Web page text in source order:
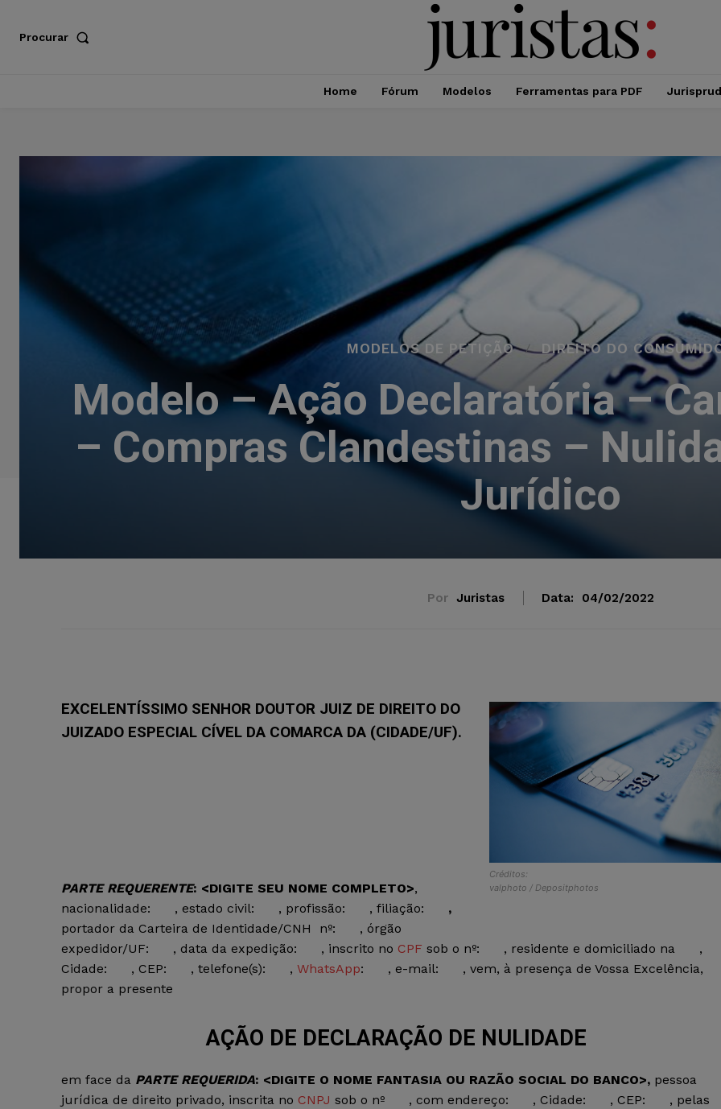
Procurar
Home Fórum Modelos Ferramentas para PDF
MODELOS DE PETIÇÃO DIREITO DO
Modelo – Ação Declaratória –
– Compras Clandestinas –
Jurídico
Por Juristas Data: 04/02/2022
Créditos:
valphoto / Depositphotos
EXCELENTÍSSIMO SENHOR DOUTOR JUIZ DE DIREITO DO
JUIZADO ESPECIAL CÍVEL DA COMARCA DA (CIDADE/UF).
PARTE REQUERENTE: <DIGITE SEU NOME COMPLETO>,
nacionalidade:
, estado civil: , profissão: , filiação:
,
portador da Carteira de Identidade/CNH nº:
, órgão
expedidor/UF:
, data da expedição: , inscrito no CPF sob o nº: , residente e domiciliado na
,
Cidade:
, CEP: , telefone(s): , WhatsApp: , e-mail:
, vem, à presença de Vossa Excelência,
propor a presente
AÇÃO DE DECLARAÇÃO DE NULIDADE
em face da PARTE REQUERIDA: <DIGITE O NOME FANTASIA OU RAZÃO SOCIAL DO BANCO>, pessoa
jurídica de direito privado, inscrita no CNPJ sob o nº
, com endereço: , Cidade: , CEP: , pelas